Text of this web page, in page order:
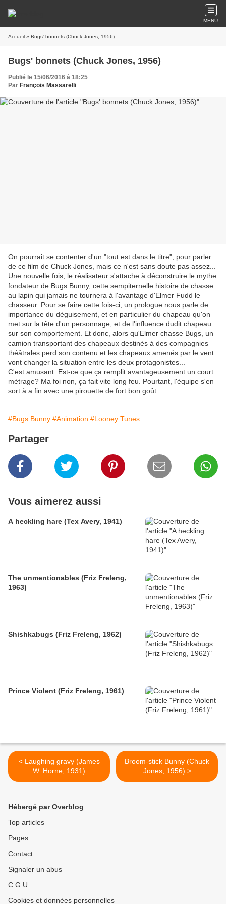
MENU
Accueil » Bugs' bonnets (Chuck Jones, 1956)
Bugs' bonnets (Chuck Jones, 1956)
Publié le 15/06/2016 à 18:25
Par François Massarelli
On pourrait se contenter d'un "tout est dans le titre", pour parler
de ce film de Chuck Jones, mais ce n'est sans doute pas assez...
Une nouvelle fois, le réalisateur s'attache à déconstruire le mythe
fondateur de Bugs Bunny, cette sempiternelle histoire de chasse
au lapin qui jamais ne tournera à l'avantage d'Elmer Fudd le
chasseur. Pour se faire cette fois-ci, un prologue nous parle de
importance du déguisement, et en particulier du chapeau qu'on
met sur la tête d'un personnage, et de l'influence dudit chapeau
sur son comportement. Et donc, alors qu'Elmer chasse Bugs, un
camion transportant des chapeaux destinés à des compagnies
théâtrales perd son contenu et les chapeaux amenés par le vent
vont changer la situation entre les deux protagonistes...
C'est amusant. Est-ce que ça remplit avantageusement un court
métrage? Ma foi non, ça fait vite long feu. Pourtant, l'équipe s'en
sort à a fin avec une pirouette de fort bon goût...
#Bugs Bunny #Animation #Looney Tunes
Partager
Vous aimerez aussi
A heckling hare (Tex Avery, 1941)
The unmentionables (Friz Freleng,
1963)
Shishkabugs (Friz Freleng, 1962)
Prince Violent (Friz Freleng, 1961)
< Laughing gravy (James
W. Horne, 1931)
Broom-stick Bunny (Chuck
Jones, 1956) >
Hébergé par Overblog
Top articles
Pages
Contact
Signaler un abus
C.G.U.
Cookies et données personnelles